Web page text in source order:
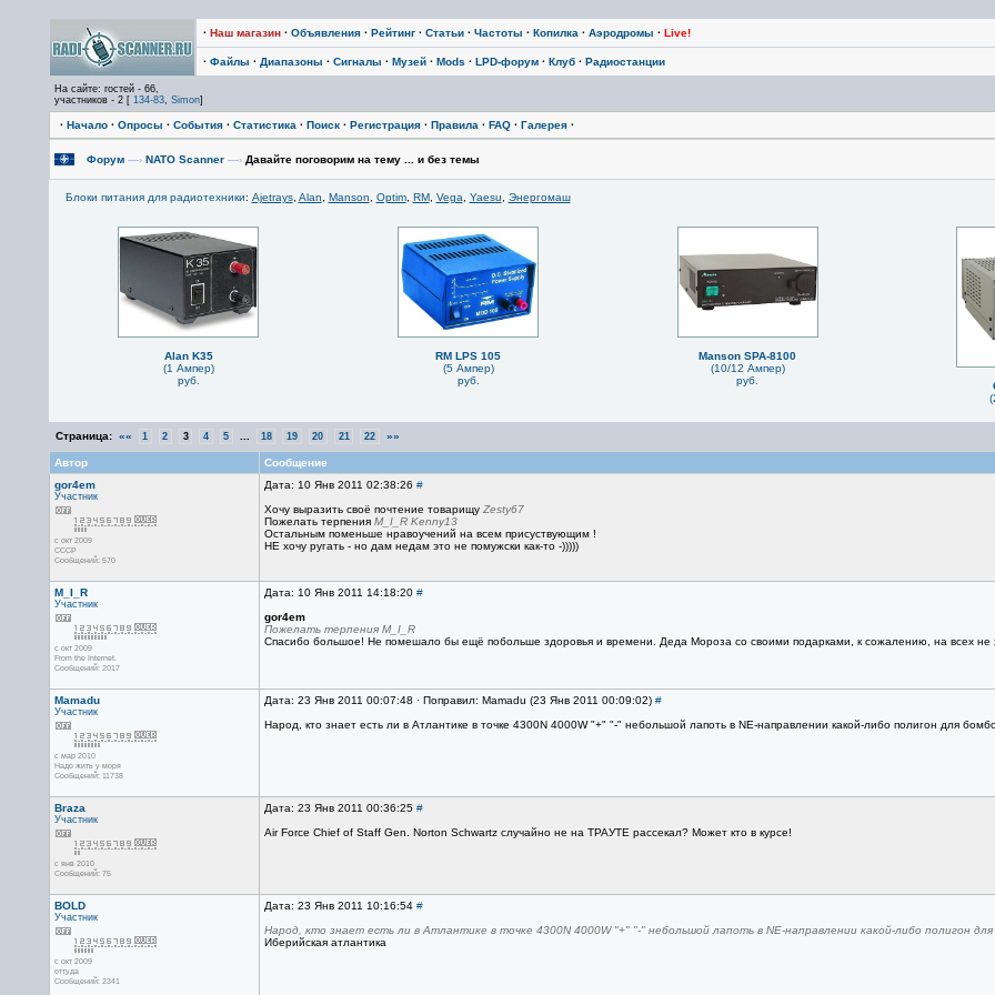
· Наш магазин· Объявления· Рейтинг· Статьи· Частоты · Копилка · Аэродромы · Live!
· Файлы · Диапазоны · Сигналы · Музей· Mods · LPD-форум· Клуб· Радиостанции
На сайте: гостей - 66,
участников - 2 [ 134-83, Simon]
· Начало· Опросы · События· Статистика · Поиск· Регистрация· Правила · FAQ· Галерея·
Форум —› NATO Scanner —›Давайте поговорим на тему ... и без темы
Блоки питания для радиотехники: Ajetrays, Alan Manson Optim, RM, Vega Yaesu Энергомаш
Alan K35
(1 Ампер)
руб.
RM LPS 105
(5 Ампер)
руб.
Manson SPA-8100
(10/12 Ампер)
руб.
Страница: «« 1 2 3 4 5 18 19 20 21 22 »»
Автор
Сообщение
gor4em
Участник
с окт 2009
СССР
Сообщений: 570
Дата: 10 Янв 2011 02:38:26 #
Хочу выразить своё почтение товарищу Zesty67
Пожелать терпения M_I_R Kenny13
Остальным поменьше нравоучений на всем присуствующим !
НЕ хочу ругать - но дам недам это не помужски как-то -)))))
M_I_R
Участник
с окт 2009
From the Internet.
Сообщений: 2017
Дата: 10 Янв 2011 14:18:20 #
gor4em
Пожелать терпения M_I_R
Спасибо большое! Не помешало бы ещё побольше здоровья и времени. Деда Мороза со своими подарками, к сожалению, на всех не
Mamadu
Участник
с мар 2010
Надо жить у моря
Сообщений: 11738
Дата: 23 Янв 2011 00:07:48 · Поправил: Mamadu (23 Янв 2011 00:09:02) #
Народ, кто знает есть ли в Атлантике в точке 4300N 4000W "+" "-" небольшой лапоть в NE-направлении какой-либо полигон для
Braza
Участник
с янв 2010
Сообщений: 75
Дата: 23 Янв 2011 00:36:25 #
Air Force Chief of Staff Gen. Norton Schwartz случайно не на ТРАУТЕ рассекал? Может кто в курсе!
BOLD
Участник
с окт 2009
оттуда
Сообщений: 2341
Дата: 23 Янв 2011 10:16:54 #
Народ, кто знает есть ли в Атлантике в точке 4300N 4000W "+" "-" небольшой лапоть в NE-направлении какой-либо полигон
Иберийская атлантика